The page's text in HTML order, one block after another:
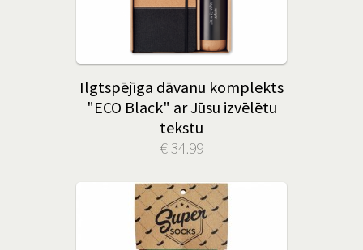
Ilgtspējīga dāvanu komplekts
"ECO Black" ar Jūsu izvēlētu
tekstu
€ 34.99